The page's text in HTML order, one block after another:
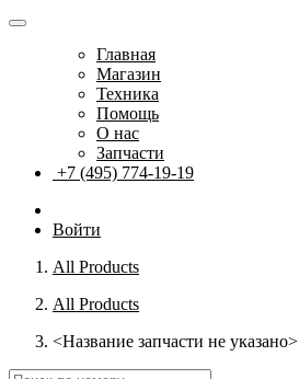
Главная
Магазин
Техника
Помощь
О нас
Запчасти
+7 (495) 774-19-19
Войти
All Products
All Products
<Название запчасти не указано>